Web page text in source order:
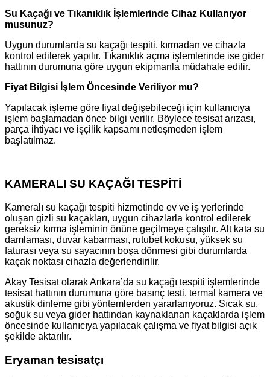
Su Kaçağı ve Tıkanıklık İşlemlerinde Cihaz Kullanıyor
musunuz?
Uygun durumlarda su kaçağı tespiti, kırmadan ve cihazla
kontrol edilerek yapılır. Tıkanıklık açma işlemlerinde ise gider
hattının durumuna göre uygun ekipmanla müdahale edilir.
Fiyat Bilgisi İşlem Öncesinde Veriliyor mu?
Yapılacak işleme göre fiyat değişebileceği için kullanıcıya
işlem başlamadan önce bilgi verilir. Böylece tesisat arızası,
parça ihtiyacı ve işçilik kapsamı netleşmeden işlem
başlatılmaz.
KAMERALI SU KAÇAĞI TESPİTİ
Kameralı su kaçağı tespiti hizmetinde ev ve iş yerlerinde
oluşan gizli su kaçakları, uygun cihazlarla kontrol edilerek
gereksiz kırma işleminin önüne geçilmeye çalışılır. Alt kata su
damlaması, duvar kabarması, rutubet kokusu, yüksek su
faturası veya su sayacının boşa dönmesi gibi durumlarda
kaçak noktası cihazla değerlendirilir.
Akay Tesisat olarak Ankara’da su kaçağı tespiti işlemlerinde
tesisat hattının durumuna göre basınç testi, termal kamera ve
akustik dinleme gibi yöntemlerden yararlanıyoruz. Sıcak su,
soğuk su veya gider hattından kaynaklanan kaçaklarda işlem
öncesinde kullanıcıya yapılacak çalışma ve fiyat bilgisi açık
şekilde aktarılır.
Eryaman tesisatçı